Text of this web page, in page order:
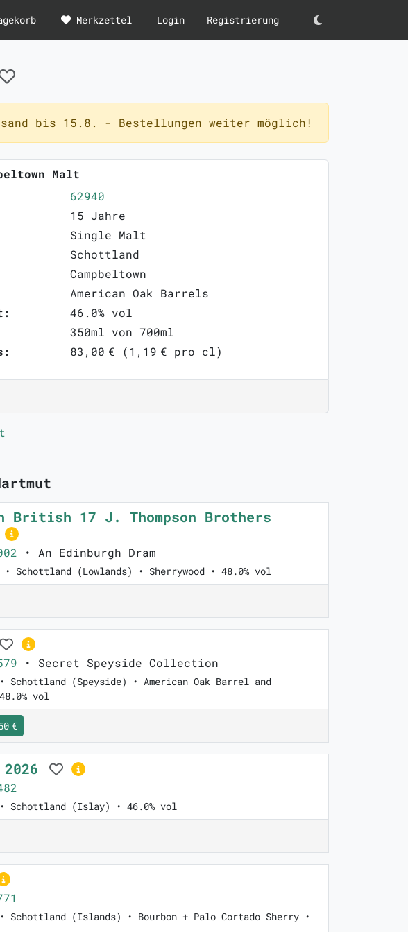
Merkzettel Login Registrierung Darkmode
bis 15.8. - Bestellungen weiter möglich!
Malt
62940
15 Jahre
Single Malt
Schottland
Campbeltown
American Oak Barrels
46.0% vol
350ml von 700ml
83,00 € (1,19 € pro cl)
British 17 J. Thompson Brothers
• An Edinburgh Dram
Schottland (Lowlands) • Sherrywood • 48.0% vol
• Secret Speyside Collection
Schottland (Speyside) • American Oak Barrel and
vol
€
Schottland (Islay) • 46.0% vol
Schottland (Islands) • Bourbon + Palo Cortado Sherry •